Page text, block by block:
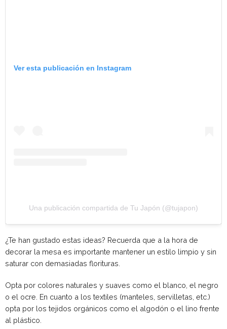
Ver esta publicación en Instagram
Una publicación compartida de Tu Japón (@tujapon)
¿Te han gustado estas ideas? Recuerda que a la hora de
decorar la mesa es importante mantener un estilo limpio y sin
saturar con demasiadas florituras.
Opta por colores naturales y suaves como el blanco, el negro
o el ocre. En cuanto a los textiles (manteles, servilletas, etc.)
opta por los tejidos orgánicos como el algodón o el lino frente
al plástico.